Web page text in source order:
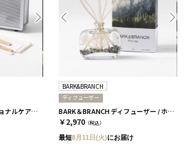
シューケア プロフェッショナルケアセット［エム・モゥブレィ］
BARK&BRANCH
ディフューザー
BARK＆BRANCH ディフューザー / ホワイトセージ
￥2,970 （税込）
最短8月11日(火)にお届け